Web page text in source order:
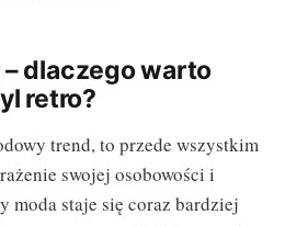
dlaczego warto
retro?
trend, to przede wszystkim
swojej osobowości i
moda staje się coraz bardziej